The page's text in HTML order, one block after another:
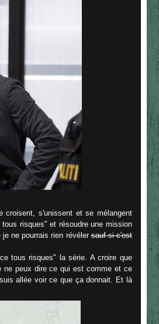
croisent, s'unissent et se mélangent
risques" et résoudre une mission
je ne pourrais rien révélersauf si c'est
tous risques" la série. A croire que
ne peux dire ce qui est comme et ce
allée voir ce que ça donnait. Et là